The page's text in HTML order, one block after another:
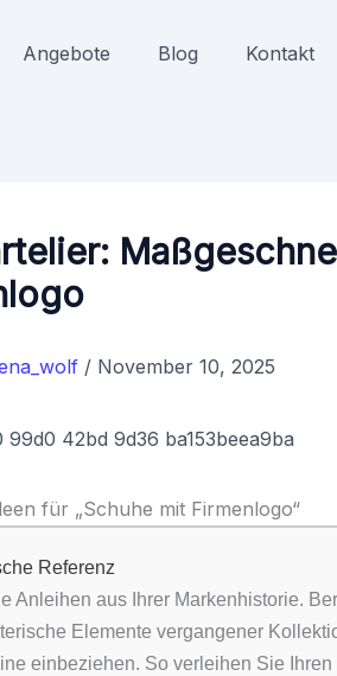
Angebote Blog Kontakt
/ November 10, 2025
für „Schuhe mit Firmenlogo“
Referenz
Anleihen aus Ihrer Markenhistorie.
Elemente vergangener
einbeziehen. So verleihen Sie